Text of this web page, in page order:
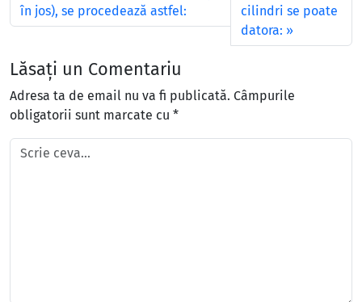
în jos), se procedează astfel:
cilindri se poate
datora:
Lăsați un Comentariu
Adresa ta de email nu va fi publicată. Câmpurile
obligatorii sunt marcate cu *